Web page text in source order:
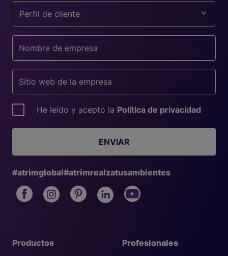
Profesionales
Productos
Perfil de cliente
He leído y acepto la Política de privacidad
ENVIAR
#atrimglobal#atrimrealzatusambientes